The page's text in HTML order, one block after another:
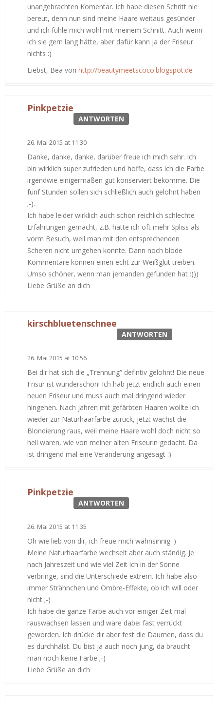
unangebrachten Komentar. Ich habe diesen Schritt nie
bereut, denn nun sind meine Haare weitaus gesünder
und ich fühle mich wohl mit meinem Schnitt. Auch wenn
ich sie gern lang hätte, aber dafür kann ja der Friseur
nichts :)
Liebst, Bea von http://beautymeetscoco.blogspot.de
Pinkpetzie
ANTWORTEN
26. Mai 2015 at 11:30
Danke, danke, danke, darüber freue ich mich sehr. Ich
bin wirklich super zufrieden und hoffe, dass ich die Farbe
irgendwie einigermaßen gut konserviert bekomme. Die
fünf Stunden sollen sich schließlich auch gelohnt haben
;-).
Ich habe leider wirklich auch schon reichlich schlechte
Erfahrungen gemacht, z.B. hatte ich oft mehr Spliss als
vorm Besuch, weil man mit den entsprechenden
Scheren nicht umgehen konnte. Dann noch blöde
Kommentare können einen echt zur Weißglut treiben.
Umso schöner, wenn man jemanden gefunden hat :)))
Liebe Grüße an dich
kirschbluetenschnee
ANTWORTEN
26. Mai 2015 at 10:56
Bei dir hat sich die „Trennung“ defintiv gelohnt! Die neue
Frisur ist wunderschön! Ich hab jetzt endlich auch einen
neuen Friseur und muss auch mal dringend wieder
hingehen. Nach jahren mit gefärbten Haaren wollte ich
wieder zur Naturhaarfarbe zurück, jetzt wächst die
Blondierung raus, weil meine Haare wohl doch nicht so
hell waren, wie von meiner alten Friseurin gedacht. Da
ist dringend mal eine Veränderung angesagt :)
Pinkpetzie
ANTWORTEN
26. Mai 2015 at 11:35
Oh wie lieb von dir, ich freue mich wahnsinnig :)
Meine Naturhaarfarbe wechselt aber auch ständig. Je
nach Jahreszeit und wie viel Zeit ich in der Sonne
verbringe, sind die Unterschiede extrem. Ich habe also
immer Strähnchen und Ombre-Effekte, ob ich will oder
nicht ;-)
Ich habe die ganze Farbe auch vor einiger Zeit mal
rauswachsen lassen und wäre dabei fast verrückt
geworden. Ich drücke dir aber fest die Daumen, dass du
es durchhälst. Du bist ja auch noch jung, da braucht
man noch keine Farbe ;-)
Liebe Grüße an dich